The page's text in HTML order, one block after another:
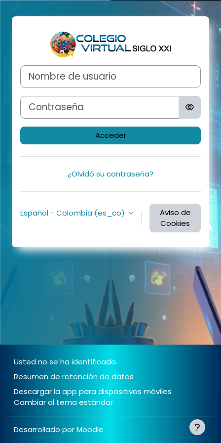
Entrar a
Nombre de usuario
Contraseña
Acceder
¿Olvidó su contraseña?
Español - Colombia ‎(es_co)‎
Aviso de
Cookies
Usted no se ha identificado.
Resumen de retención de datos
Descargar la app para dispositivos móviles
Cambiar al tema estándar
Desarrollado porMoodle